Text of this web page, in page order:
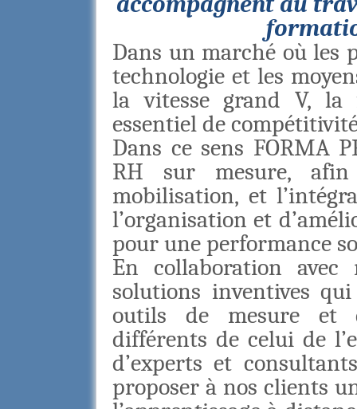
Dans un marché où les
technologie et les
la vitesse grand V, la
essentiel de
Dans ce sens FORMA
RH sur mesure, afin
mobilisation, et
l’organisation et
pour une performance
En collaboration avec
solutions inventives
outils de mesure et
différents de celui de
d’experts et
proposer à nos clients